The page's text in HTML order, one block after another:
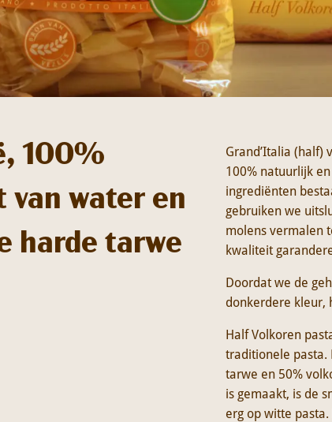
100%
water en
harde tarwe
Grand’Italia (half)
100% natuurlijk
ingrediënten
gebruiken we
molens vermalen
kwaliteit
Doordat we de
donkerdere kleur,
Half Volkoren
traditionele pasta.
tarwe en 50%
is gemaakt, is de
erg op witte